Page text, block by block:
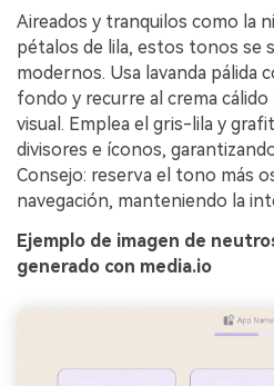
Aireados y tranquilos como la
pétalos de lila, estos tonos se
modernos. Usa lavanda pálida
fondo y recurre al crema
visual. Emplea el gris-lila y
divisores e íconos,
Consejo: reserva el tono más
navegación, manteniendo la
Ejemplo de imagen de
generado con media.io